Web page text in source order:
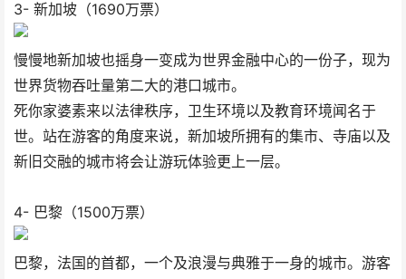
3- 新加坡（1690万票）
慢慢地新加坡也摇身一变成为世界金融中心的一份子，现为
世界货物吞吐量第二大的港口城市。
死你家婆素来以法律秩序，卫生环境以及教育环境闻名于
世。站在游客的角度来说，新加坡所拥有的集市、寺庙以及
新旧交融的城市将会让游玩体验更上一层。
4- 巴黎（1500万票）
巴黎，法国的首都，一个及浪漫与典雅于一身的城市。游客